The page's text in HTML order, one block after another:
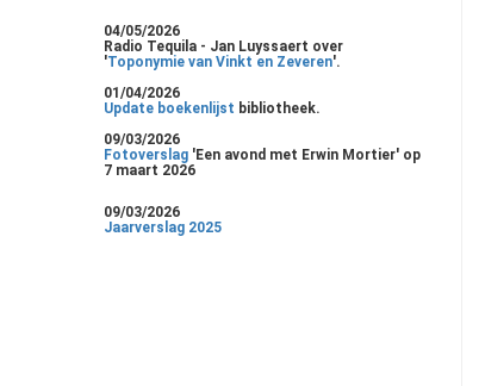
04/05/2026
Radio Tequila - Jan Luyssaert over
'Toponymie van Vinkt en Zeveren'.
01/04/2026
Update boekenlijst bibliotheek.
09/03/2026
Fotoverslag 'Een avond met Erwin Mortier' op
7 maart 2026
09/03/2026
Jaarverslag 2025